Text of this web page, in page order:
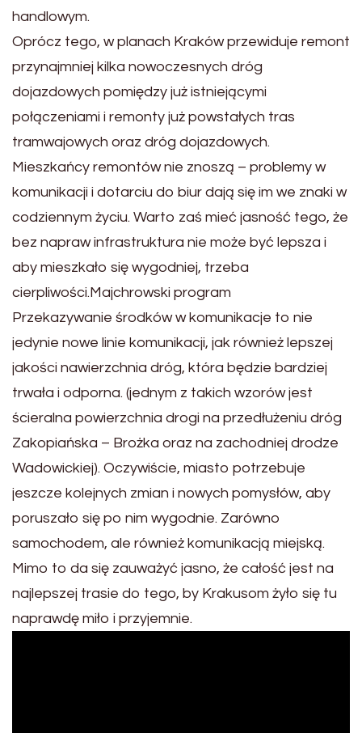
handlowym.
Oprócz tego, w planach Kraków przewiduje remont
przynajmniej kilka nowoczesnych dróg
dojazdowych pomiędzy już istniejącymi
połączeniami i remonty już powstałych tras
tramwajowych oraz dróg dojazdowych.
Mieszkańcy remontów nie znoszą – problemy w
komunikacji i dotarciu do biur dają się im we znaki w
codziennym życiu. Warto zaś mieć jasność tego, że
bez napraw infrastruktura nie może być lepsza i
aby mieszkało się wygodniej, trzeba
cierpliwości.Majchrowski program
Przekazywanie środków w komunikacje to nie
jedynie nowe linie komunikacji, jak również lepszej
jakości nawierzchnia dróg, która będzie bardziej
trwała i odporna. (jednym z takich wzorów jest
ścieralna powierzchnia drogi na przedłużeniu dróg
Zakopiańska – Brożka oraz na zachodniej drodze
Wadowickiej). Oczywiście, miasto potrzebuje
jeszcze kolejnych zmian i nowych pomysłów, aby
poruszało się po nim wygodnie. Zarówno
samochodem, ale również komunikacją miejską.
Mimo to da się zauważyć jasno, że całość jest na
najlepszej trasie do tego, by Krakusom żyło się tu
naprawdę miło i przyjemnie.